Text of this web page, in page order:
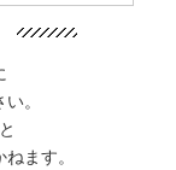
。
ます。